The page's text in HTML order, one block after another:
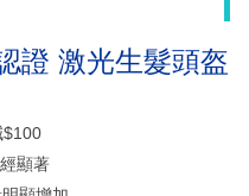
證 激光生髮頭盔
$100
顯著